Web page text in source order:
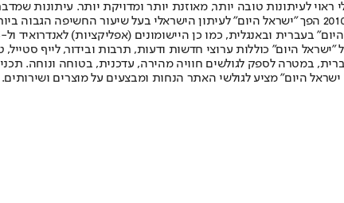
לעיתונות טובה יותר, מאוזנת יותר ומדויקת יותר. עיתונות
תשלום. המהדורה המודפסת הראשונה פורסמה ב-30 ביולי 2007, וב-2010 הפך "ישראל היום" לעיתון
היום" כוללות ערוצי חדשות ודעות, תרבות ובידור, לייף
בעברית, במטרה לספק לגולשים חוויה מהירה, עדכנית, בטוחה
היום" מציע לגולשי האתר הנחות ומבצעים על מוצרים